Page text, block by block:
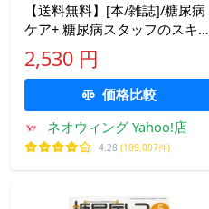
【送料無料】[本/雑誌]/糖尿病
ケア+ 糖尿病スタッフのスキル
にプラスを届ける専門誌 第23
巻5号(2026-5)/メディカ出版
2,530 円
価格比較
ネオウィング Yahoo!店
4.28 (109,007件)